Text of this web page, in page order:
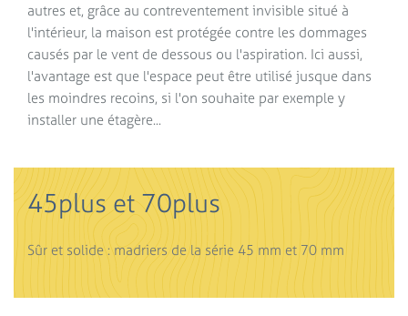
autres et, grâce au contreventement invisible situé à
l'intérieur, la maison est protégée contre les dommages
causés par le vent de dessous ou l'aspiration. Ici aussi,
l'avantage est que l'espace peut être utilisé jusque dans
les moindres recoins, si l'on souhaite par exemple y
installer une étagère...
45plus et 70plus
Sûr et solide : madriers de la série 45 mm et 70 mm